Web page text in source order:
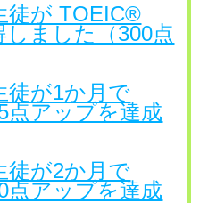
徒が TOEIC®
しました（300点
徒が1か月で
点アップを達成
徒が2か月で
点アップを達成